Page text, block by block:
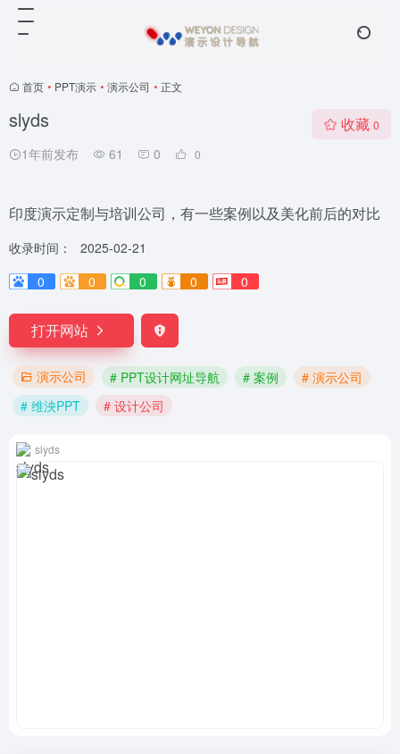
首页 • PPT演示 • 演示公司 • 正文
slyds
1年前发布 61 0 0
收藏 0
印度演示定制与培训公司，有一些案例以及美化前后的对比
收录时间：
2025-02-21
0
0 0 0 0
打开网站
演示公司 # PPT设计网址导航 # 案例
# 演示公司
# 维泱PPT
# 设计公司
slyds